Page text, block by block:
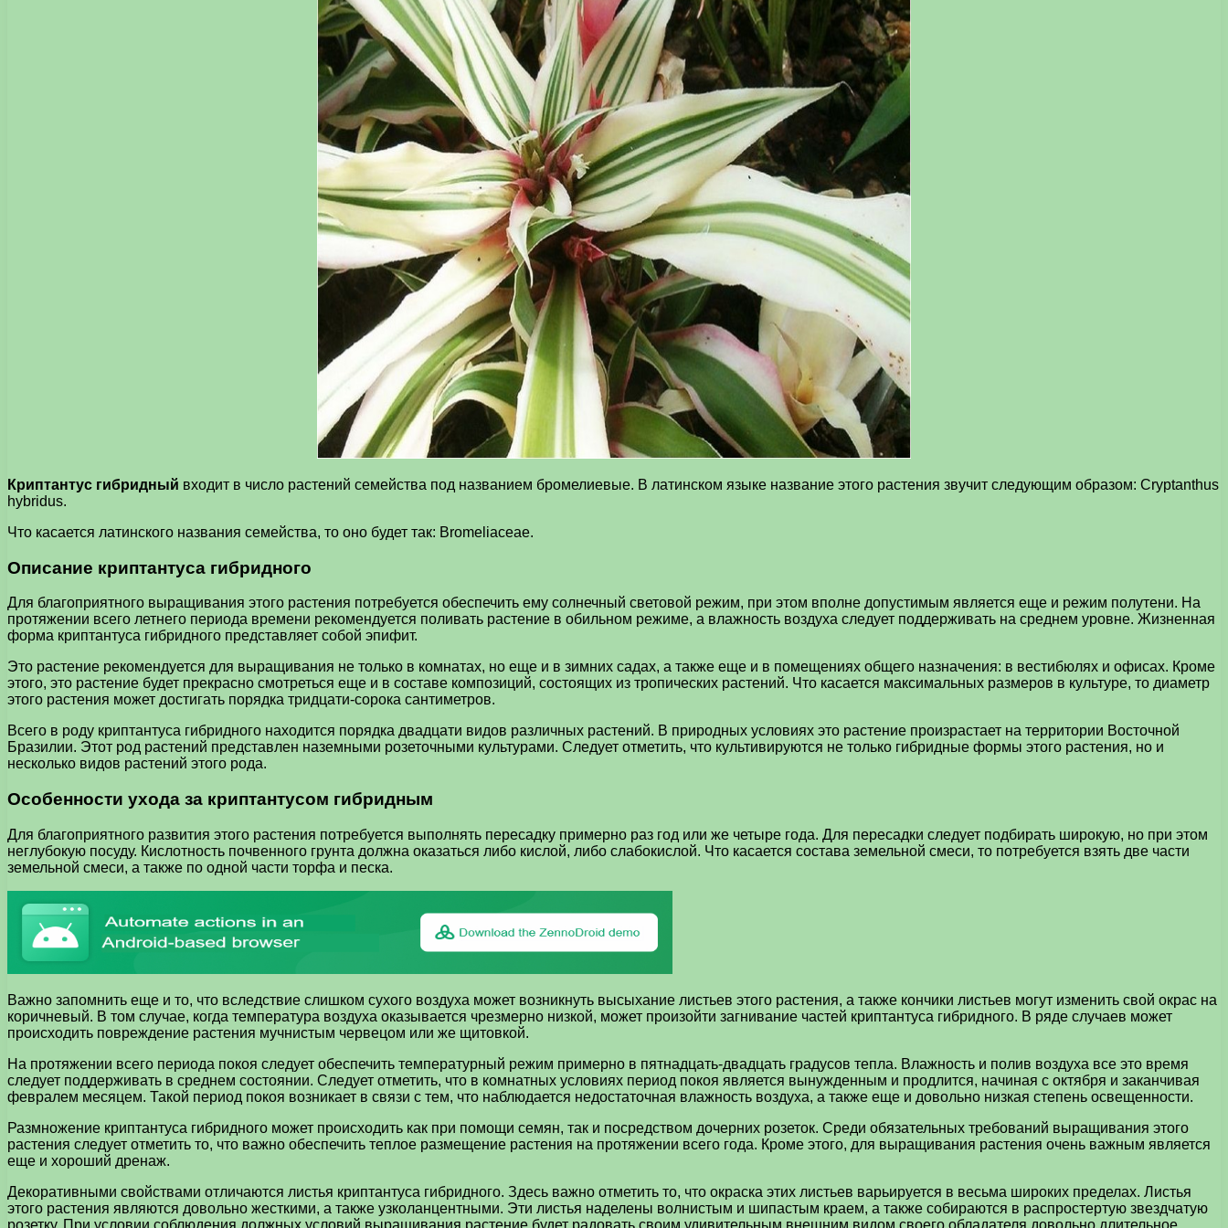
Криптантус гибридный входит в число растений семейства под названием бромелиевые. В латинском языке название этого растения звучит следующим образом: Cryptanthus
hybridus.
Что касается латинского названия семейства, то оно будет так: Bromeliaceae.
Описание криптантуса гибридного
Для благоприятного выращивания этого растения потребуется обеспечить ему солнечный световой режим, при этом вполне допустимым является еще и режим полутени. На
протяжении всего летнего периода времени рекомендуется поливать растение в обильном режиме, а влажность воздуха следует поддерживать на среднем уровне. Жизненная
форма криптантуса гибридного представляет собой эпифит.
Это растение рекомендуется для выращивания не только в комнатах, но еще и в зимних садах, а также еще и в помещениях общего назначения: в вестибюлях и офисах. Кроме
этого, это растение будет прекрасно смотреться еще и в составе композиций, состоящих из тропических растений. Что касается максимальных размеров в культуре, то диаметр
этого растения может достигать порядка тридцати-сорока сантиметров.
Всего в роду криптантуса гибридного находится порядка двадцати видов различных растений. В природных условиях это растение произрастает на территории Восточной
Бразилии. Этот род растений представлен наземными розеточными культурами. Следует отметить, что культивируются не только гибридные формы этого растения, но и
несколько видов растений этого рода.
Особенности ухода за криптантусом гибридным
Для благоприятного развития этого растения потребуется выполнять пересадку примерно раз год или же четыре года. Для пересадки следует подбирать широкую, но при этом
неглубокую посуду. Кислотность почвенного грунта должна оказаться либо кислой, либо слабокислой. Что касается состава земельной смеси, то потребуется взять две части
земельной смеси, а также по одной части торфа и песка.
Важно запомнить еще и то, что вследствие слишком сухого воздуха может возникнуть высыхание листьев этого растения, а также кончики листьев могут изменить свой окрас на
коричневый. В том случае, когда температура воздуха оказывается чрезмерно низкой, может произойти загнивание частей криптантуса гибридного. В ряде случаев может
происходить повреждение растения мучнистым червецом или же щитовкой.
На протяжении всего периода покоя следует обеспечить температурный режим примерно в пятнадцать-двадцать градусов тепла. Влажность и полив воздуха все это время
следует поддерживать в среднем состоянии. Следует отметить, что в комнатных условиях период покоя является вынужденным и продлится, начиная с октября и заканчивая
февралем месяцем. Такой период покоя возникает в связи с тем, что наблюдается недостаточная влажность воздуха, а также еще и довольно низкая степень освещенности.
Размножение криптантуса гибридного может происходить как при помощи семян, так и посредством дочерних розеток. Среди обязательных требований выращивания этого
растения следует отметить то, что важно обеспечить теплое размещение растения на протяжении всего года. Кроме этого, для выращивания растения очень важным является
еще и хороший дренаж.
Декоративными свойствами отличаются листья криптантуса гибридного. Здесь важно отметить то, что окраска этих листьев варьируется в весьма широких пределах. Листья
этого растения являются довольно жесткими, а также узколанцентными. Эти листья наделены волнистым и шипастым краем, а также собираются в распростертую звездчатую
розетку. При условии соблюдения должных условий выращивания растение будет радовать своим удивительным внешним видом своего обладателя довольно длительное